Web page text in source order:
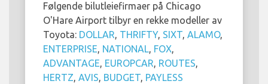
Følgende bilutleiefirmaer på Chicago
O'Hare Airport tilbyr en rekke modeller av
Toyota: DOLLAR, THRIFTY, SIXT, ALAMO,
ENTERPRISE, NATIONAL, FOX,
ADVANTAGE, EUROPCAR, ROUTES,
HERTZ, AVIS, BUDGET, PAYLESS